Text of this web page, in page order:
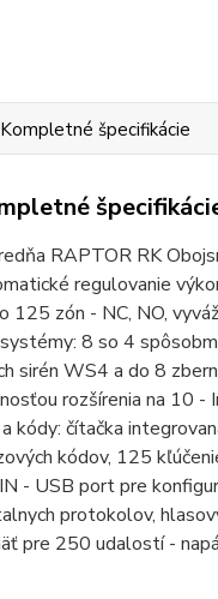
Kompletné špecifikácie
RAPTOR RK
regulovanie
125 zón - NC, NO,
8 so 4
sirén WS4 a do 8
rozšírenia na 10 -
kódy: čítačka
kódov, 125
- USB port pre
protokolov,
pre 250 udalostí -